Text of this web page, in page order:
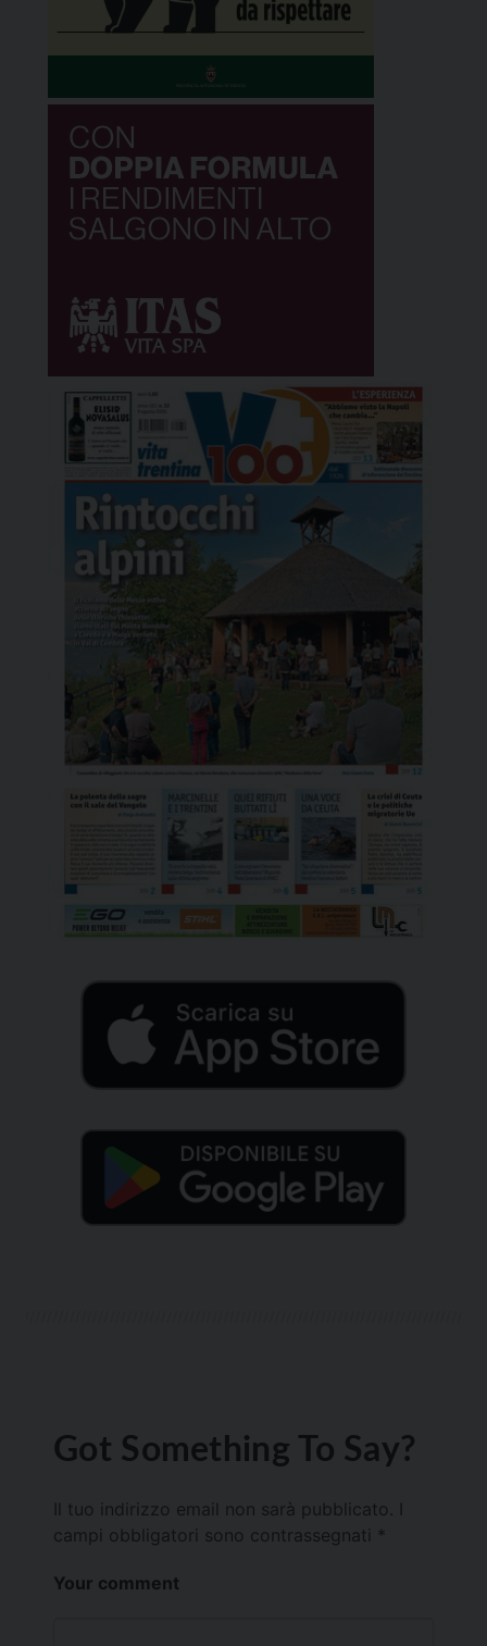
Got Something To Say?
Il tuo indirizzo email non sarà pubblicato.
campi obbligatori sono contrassegnati *
Your comment